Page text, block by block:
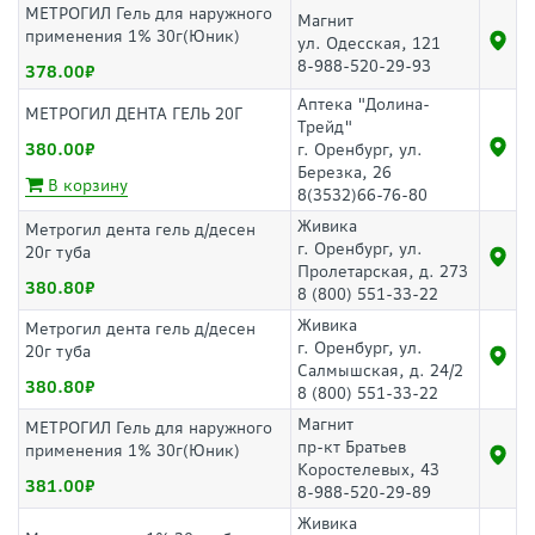
МЕТРОГИЛ Гель для наружного
применения 1% 30г(Юник)
378.00
Магнит
ул. Одесская, 121
8-988-520-29-93
МЕТРОГИЛ ДЕНТА ГЕЛЬ 20Г
380.00
В корзину
Аптека "Долина-
Трейд"
г. Оренбург, ул.
Березка, 26
8(3532)66-76-80
Метрогил дента гель д/десен
20г туба
380.80
Живика
г. Оренбург, ул.
Пролетарская, д. 273
8 (800) 551-33-22
Метрогил дента гель д/десен
20г туба
380.80
Живика
г. Оренбург, ул.
Салмышская, д. 24/2
8 (800) 551-33-22
МЕТРОГИЛ Гель для наружного
применения 1% 30г(Юник)
381.00
Магнит
пр-кт Братьев
Коростелевых, 43
8-988-520-29-89
Живика